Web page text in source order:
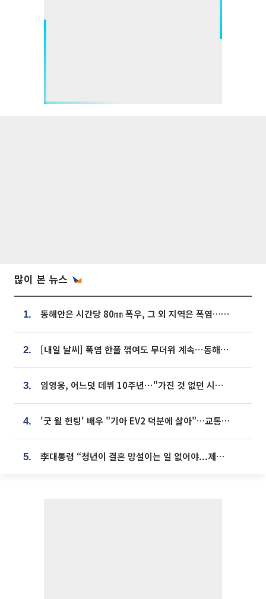
많이 본 뉴스
1. 동해안은 시간당 80㎜ 폭우, 그 외 지역은 폭염…‘극과 극 날씨’
2. [내일 날씨] 폭염 한풀 꺾여도 무더위 계속⋯동해안 이틀 연속 비
3. 임영웅, 어느덧 데뷔 10주년⋯"가진 것 없던 시절, 내 앞엔 20명의 팬뿐"
4. '굿 윌 헌팅' 배우 "기아 EV2 덕분에 살아"…교통사고 후 안전성 극찬
5. 李대통령 “청년이 결혼 망설이는 일 없어야...제도상 불이익 조사”